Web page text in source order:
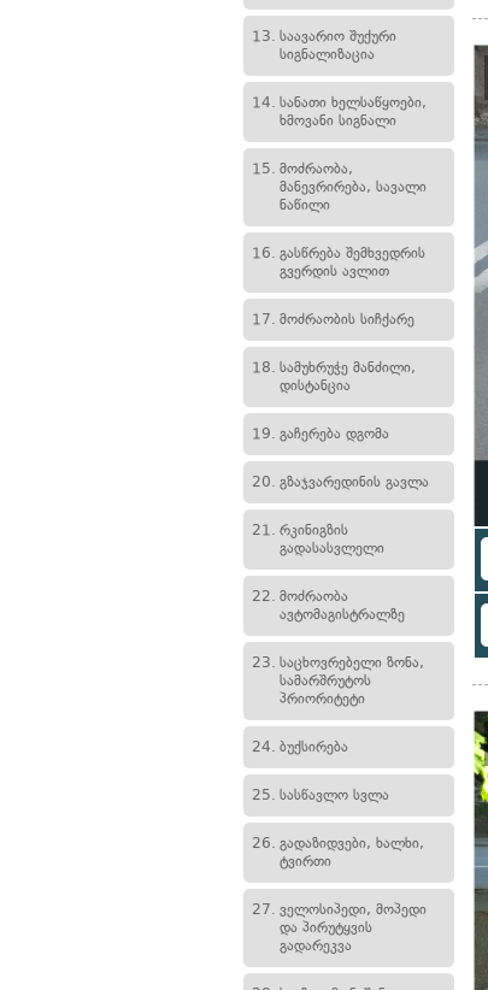
13. საავარიო შუქური
სიგნალიზაცია
14. სანათი ხელსაწყოები,
ხმოვანი სიგნალი
15. მოძრაობა,
მანევრირება, სავალი
ნაწილი
16. გასწრება შემხვედრის
გვერდის ავლით
17. მოძრაობის სიჩქარე
18. სამუხრუჭე მანძილი,
დისტანცია
19. გაჩერება დგომა
20. გზაჯვარედინის გავლა
21. რკინიგზის
გადასასვლელი
22. მოძრაობა
ავტომაგისტრალზე
23. საცხოვრებელი ზონა,
სამარშრუტოს
პრიორიტეტი
24. ბუქსირება
25. სასწავლო სვლა
26. გადაზიდვები, ხალხი,
ტვირთი
27. ველოსიპედი, მოპედი
და პირუტყვის
გადარეკვა